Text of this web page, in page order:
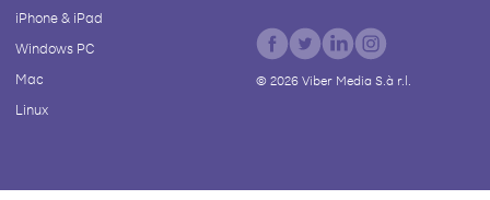
iPhone & iPad
Windows PC
Mac
Linux
© 2026Viber Media S.à r.l.